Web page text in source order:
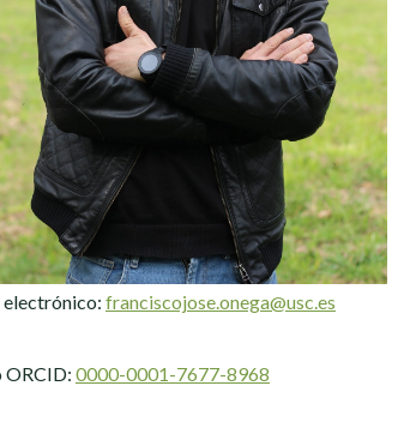
franciscojose.onega@usc.es
ORCID: 0000-0001-7677-8968